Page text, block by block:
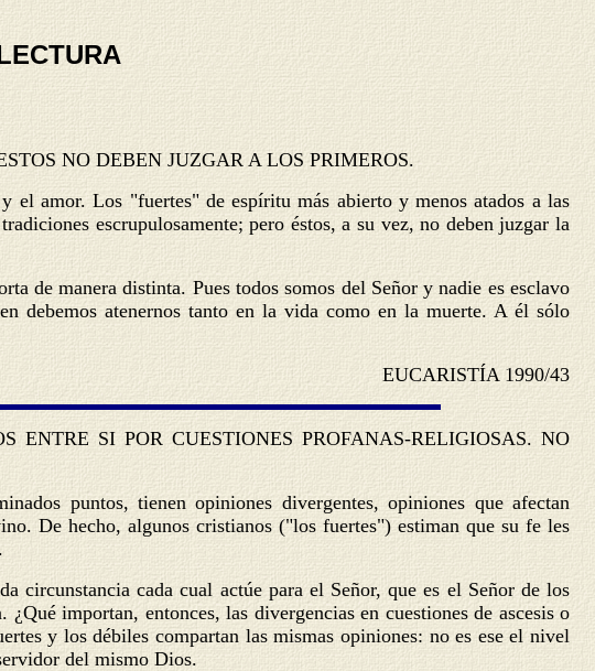
NO DEBEN JUZGAR A LOS PRIMEROS.
el amor. Los "fuertes" de espíritu más abierto y menos atados a las
escrupulosamente; pero éstos, a su vez, no deben juzgar la
de manera distinta. Pues todos somos del Señor y nadie es esclavo
debemos atenernos tanto en la vida como en la muerte. A él sólo
EUCARISTÍA 1990/43
ENTRE SI POR CUESTIONES PROFANAS-RELIGIOSAS. NO
puntos, tienen opiniones divergentes, opiniones que afectan
De hecho, algunos cristianos ("los fuertes") estiman que su fe les
circunstancia cada cual actúe para el Señor, que es el Señor de los
importan, entonces, las divergencias en cuestiones de ascesis o
y los débiles compartan las mismas opiniones: no es ese el nivel
del mismo Dios.